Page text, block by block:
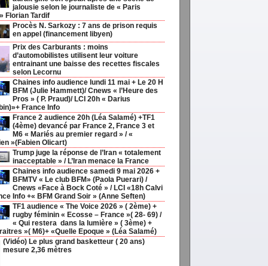
jalousie selon le journaliste de « Paris
Florian Tardif
Procès N. Sarkozy : 7 ans de prison requis
en appel (financement libyen)
Prix des Carburants : moins
d’automobilistes utilisent leur voiture
entrainant une baisse des recettes fiscales
selon Lecornu
Chaines info audience lundi 11 mai + Le 20 H
BFM (Julie Hammett)/ Cnews « l’Heure des
Pros » ( P. Praud)/ LCI 20h « Darius
France Info
France 2 audience 20h (Léa Salamé) +TF1
(4ème) devancé par France 2, France 3 et
M6 « Mariés au premier regard » / «
»(Fabien Olicart)
Trump juge la réponse de l’Iran « totalement
inacceptable » / L’Iran menace la France
Chaines info audience samedi 9 mai 2026 +
BFMTV « Le club BFM» (Paola Puerari) /
Cnews «Face à Bock Coté » / LCI «18h Calvi
Info +« BFM Grand Soir » (Anne Seften)
TF1 audience « The Voice 2026 » ( 2ème) +
rugby féminin « Ecosse – France »( 28- 69) /
« Qui restera dans la lumière » ( 3ème) +
»( M6)+ «Quelle Epoque » (Léa Salamé)
(Vidéo) Le plus grand basketteur ( 20 ans)
mesure 2,36 mètres